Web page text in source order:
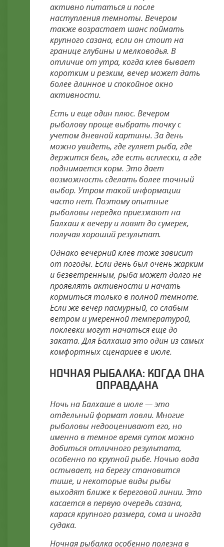
активно питаться и после
наступления темноты. Вечером
также возрастает шанс поймать
крупного сазана, если он стоит на
границе глубины и мелководья. В
отличие от утра, когда клев бывает
коротким и резким, вечер может дать
более длинное и спокойное окно
активности.
Есть и еще один плюс. Вечером
рыболову проще выбрать точку с
учетом дневной картины. За день
можно увидеть, где гуляет рыба, где
держится бель, где есть всплески, а где
поднимается корм. Это дает
возможность сделать более точный
выбор. Утром такой информации
часто нет. Поэтому опытные
рыболовы нередко приезжают на
Балхаш к вечеру и ловят до сумерек,
получая хороший результат.
Однако вечерний клев тоже зависит
от погоды. Если день был очень жарким
и безветренным, рыба может долго не
проявлять активности и начать
кормиться только в полной темноте.
Если же вечер пасмурный, со слабым
ветром и умеренной температурой,
поклевки могут начаться еще до
заката. Для Балхаша это один из самых
комфортных сценариев в июле.
НОЧНАЯ РЫБАЛКА: КОГДА ОНА
ОПРАВДАНА
Ночь на Балхаше в июле — это
отдельный формат ловли. Многие
рыболовы недооценивают его, но
именно в темное время суток можно
добиться отличного результата,
особенно по крупной рыбе. Ночью вода
остывает, на берегу становится
тише, и некоторые виды рыбы
выходят ближе к береговой линии. Это
касается в первую очередь сазана,
карася крупного размера, сома и иногда
судака.
Ночная рыбалка особенно полезна в